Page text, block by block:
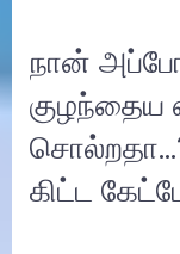
நான்
குழந்தைய
கிட்ட